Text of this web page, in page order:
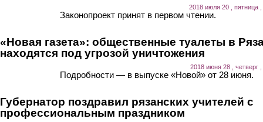
2018 июля 20 , пятница ,
Законопроект принят в первом чтении.
«Новая газета»: общественные туалеты в
находятся под угрозой уничтожения
2018 июня 28 , четверг ,
Подробности — в выпуске «Новой» от 28 июня.
Губернатор поздравил рязанских учителей с
профессиональным праздником